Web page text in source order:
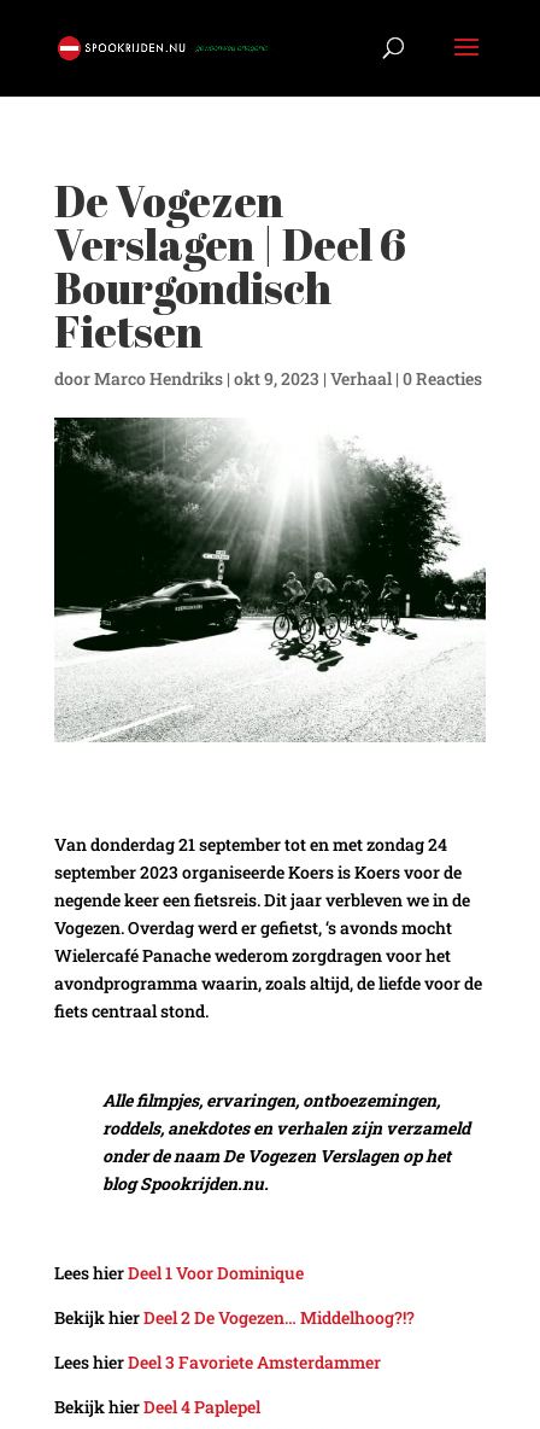
De Vogezen
Verslagen | Deel 6
Bourgondisch
Fietsen
doorMarco Hendriks| okt 9, 2023 | Verhaal| 0 Reacties
Van donderdag 21 september tot en met zondag 24
september 2023 organiseerde Koers is Koers voor de
negende keer een fietsreis. Dit jaar verbleven we in de
Vogezen. Overdag werd er gefietst, ‘s avonds mocht
Wielercafé Panache wederom zorgdragen voor het
avondprogramma waarin, zoals altijd, de liefde voor de
fiets centraal stond.
Alle filmpjes, ervaringen, ontboezemingen,
roddels, anekdotes en verhalen zijn verzameld
onder de naam De Vogezen Verslagen op het
blog Spookrijden.nu.
Lees hierDeel 1 Voor Dominique
Bekijk hierDeel 2 De Vogezen… Middelhoog?!?
Lees hierDeel 3 Favoriete Amsterdammer
Bekijk hierDeel 4 Paplepel